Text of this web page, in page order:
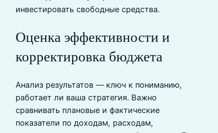
инвестировать свободные средства.
Оценка эффективности и
корректировка бюджета
Анализ результатов — ключ к пониманию,
работает ли ваша стратегия. Важно
сравнивать плановые и фактические
показатели по доходам, расходам,